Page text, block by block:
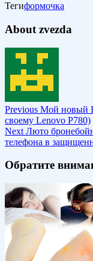
Тегиформочка
About zvezda
Previous Мой новый
своему Lenovo P780)
Next Люто
телефона в
Обратите